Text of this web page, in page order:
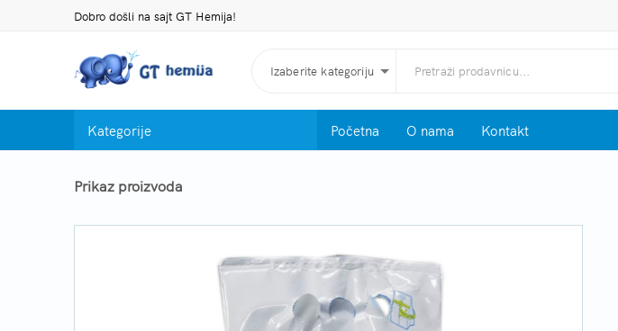
Dobro došli na sajt GT Hemija!
Izaberite kategoriju
Kategorije Početna O nama Kontakt
Prikaz proizvoda